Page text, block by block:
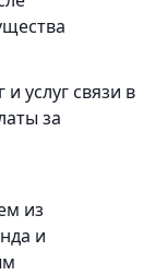
услуг связи в
за
из
и